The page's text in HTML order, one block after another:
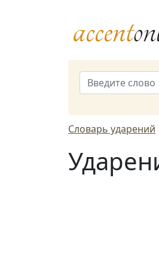
Словарь ударений